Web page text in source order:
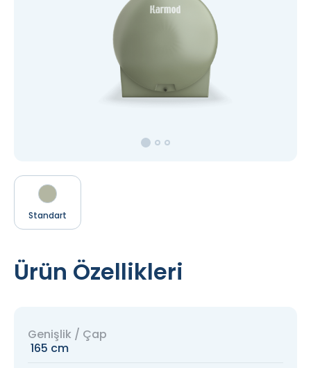
Standart
Ürün Özellikleri
Genişlik / Çap
165 cm